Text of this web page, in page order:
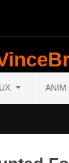
ANIM